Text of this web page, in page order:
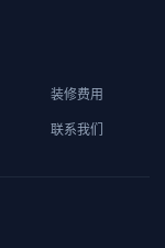
装修费用
联系我们